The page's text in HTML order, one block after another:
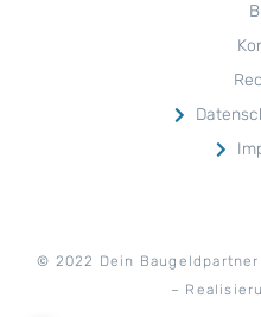
© 2022 Dein Baugeldpartner
–